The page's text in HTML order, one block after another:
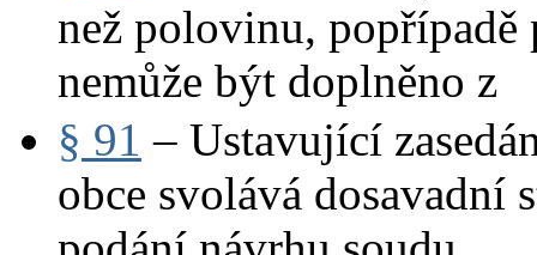
než polovinu, popřípadě
nemůže být doplněno z
§ 91 – Ustavující
obce svolává